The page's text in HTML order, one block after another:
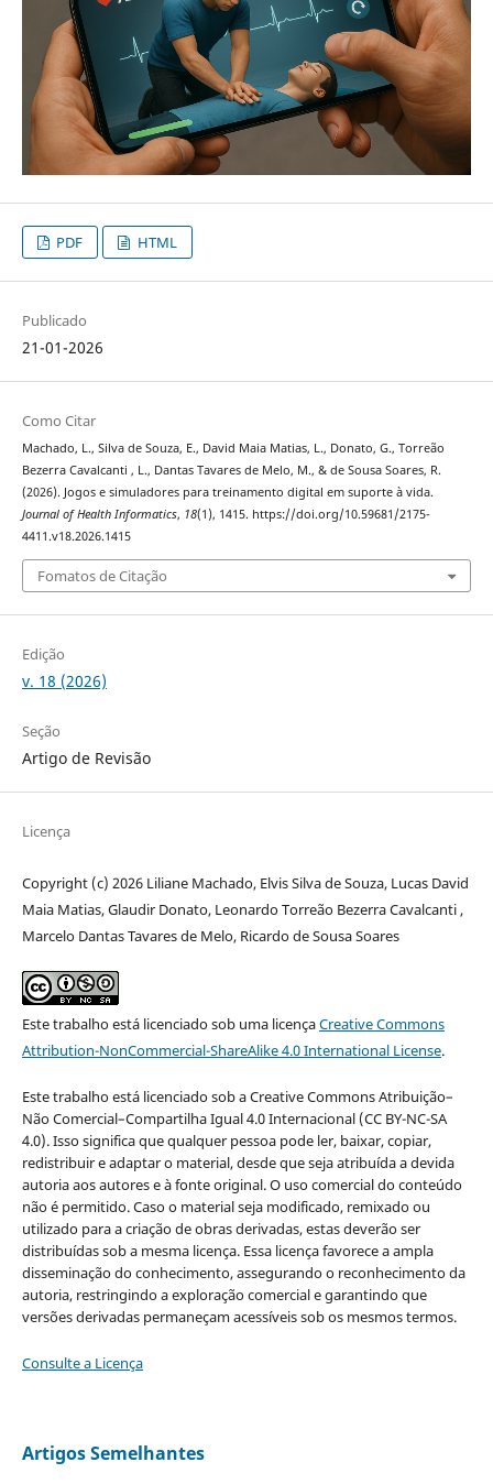
PDF HTML
Publicado
21-01-2026
Como Citar
Machado, L., Silva de Souza, E., David Maia Matias, L., Donato, G., Torreão
Bezerra Cavalcanti , L., Dantas Tavares de Melo, M., & de Sousa Soares, R.
(2026). Jogos e simuladores para treinamento digital em suporte à vida.
Journal of Health Informatics, 18(1), 1415. https://doi.org/10.59681/2175-
4411.v18.2026.1415
Fomatos de Citação
Edição
v. 18 (2026)
Seção
Artigo de Revisão
Licença
Copyright (c) 2026 Liliane Machado, Elvis Silva de Souza, Lucas David
Maia Matias, Glaudir Donato, Leonardo Torreão Bezerra Cavalcanti ,
Marcelo Dantas Tavares de Melo, Ricardo de Sousa Soares
Este trabalho está licenciado sob uma licençaCreative Commons
Attribution-NonCommercial-ShareAlike 4.0 International License.
Este trabalho está licenciado sob a Creative Commons Atribuição–
Não Comercial–Compartilha Igual 4.0 Internacional (CC BY-NC-SA
4.0). Isso significa que qualquer pessoa pode ler, baixar, copiar,
redistribuir e adaptar o material, desde que seja atribuída a devida
autoria aos autores e à fonte original. O uso comercial do conteúdo
não é permitido. Caso o material seja modificado, remixado ou
utilizado para a criação de obras derivadas, estas deverão ser
distribuídas sob a mesma licença. Essa licença favorece a ampla
disseminação do conhecimento, assegurando o reconhecimento da
autoria, restringindo a exploração comercial e garantindo que
versões derivadas permaneçam acessíveis sob os mesmos termos.
Consulte a Licença
Artigos Semelhantes